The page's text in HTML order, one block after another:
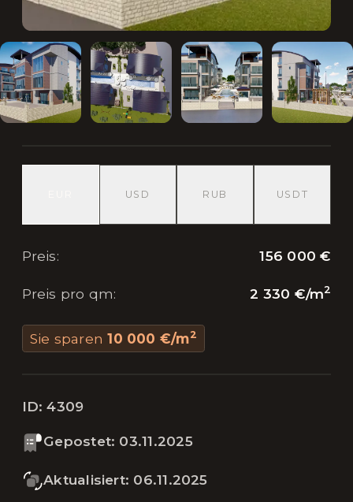
USD RUB USDT
Preis: 156 000 €
Preis pro qm: 2 330 €/m2
Sie sparen 10 000 €/m2
ID:4309
Gepostet: 03.11.2025
Aktualisiert: 06.11.2025